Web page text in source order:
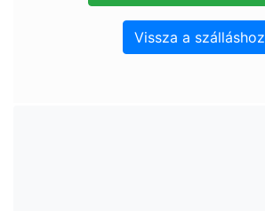
Vissza a szálláshoz